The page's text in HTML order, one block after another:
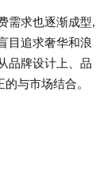
求也逐渐成型,
目追求奢华和浪
品牌设计上、品
与市场结合。